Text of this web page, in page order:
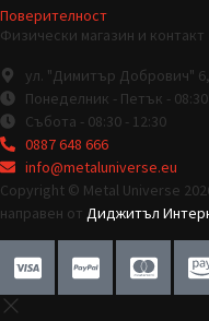
Поверителност
Физически магазин и контакт
ул. "Димитър Добрович"
Понеделник - Петък -
Събота - 08:30 - 12:30
0887 648 666
info@metaluniverse.eu
Copyright © Metal Universe
направен от Диджитъл